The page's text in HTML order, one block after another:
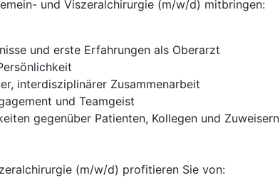
und Viszeralchirurgie (m/w/d) mitbringen:
und erste Erfahrungen als Oberarzt
interdisziplinärer Zusammenarbeit
und Teamgeist
gegenüber Patienten, Kollegen und Zuweisern
(m/w/d) profitieren Sie von: